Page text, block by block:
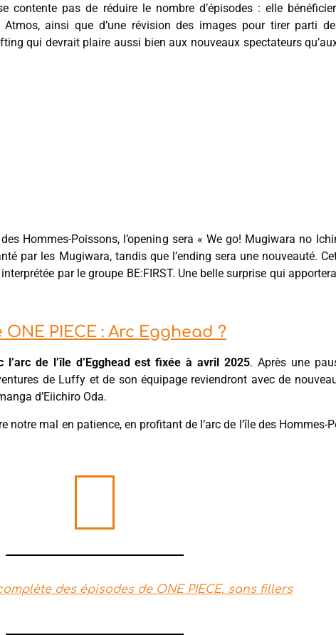
contente pas de réduire le nombre d’épisodes : elle
ainsi que d’une révision des images pour tirer parti
qui devrait plaire aussi bien aux nouveaux spectateurs
Hommes-Poissons, l’opening sera « We go! Mugiwara no
par les Mugiwara, tandis que l’ending sera une nouveauté.
par le groupe BE:FIRST. Une belle surprise qui
PIECE : Arc Egghead ?
l’arc de l’île d’Egghead est fixée à avril 2025. Après une
de Luffy et de son équipage reviendront avec de
d’Eiichiro Oda.
notre mal en patience, en profitant de l’arc de l’île des Hommes-
des épisodes de ONE PIECE, sans fillers